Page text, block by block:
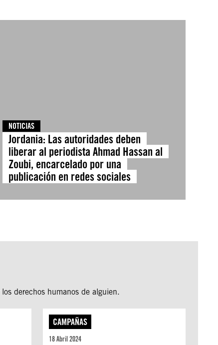
NOTICIAS
Jordania: Las autoridades deben
liberar al periodista Ahmad Hassan al
Zoubi, encarcelado por una
publicación en redes sociales
derechos humanos de alguien.
CAMPAÑAS
18 Abril 2024